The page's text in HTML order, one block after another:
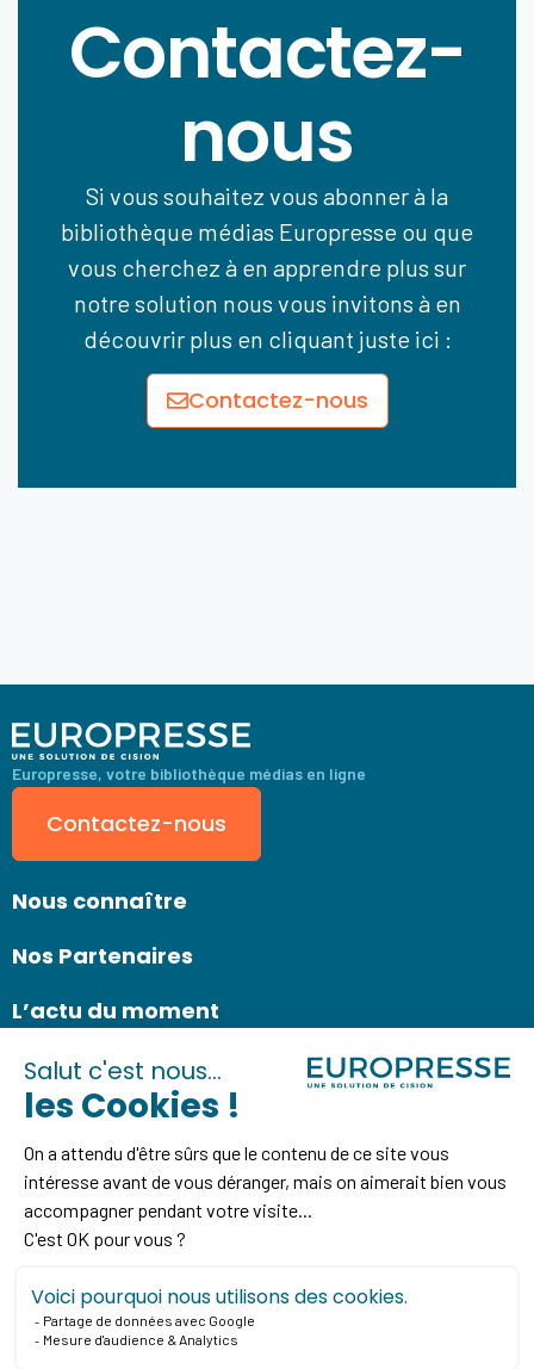
Contactez-
nous
Si vous souhaitez vous abonner à la
bibliothèque médias Europresse ou que
vous cherchez à en apprendre plus sur
notre solution nous vous invitons à en
découvrir plus en cliquant juste ici :
Contactez-nous
Europresse, votre bibliothèque médias en ligne
Contactez-nous
Nous connaître
Nos Partenaires
L’actu du moment
Consultez nos ressources
Découvrez les informations concernant notre actualité, celle du
secteur de la documentation et de l’EMI, des liens d’inscription à nos
webinaires…
En savoir plus